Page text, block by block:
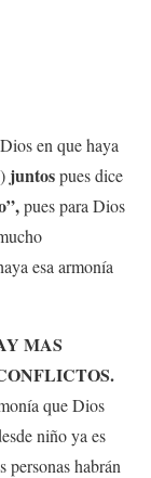
en que haya
juntospues dice
pues para Dios
esa armonía
MAS
.
que Dios
niño ya es
habrán